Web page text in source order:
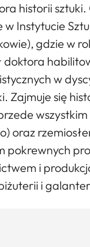
historii sztuki.
Instytucie
gdzie w
doktora
w
Zajmuje się
wszystkim
oraz
pokrewnych
i
i